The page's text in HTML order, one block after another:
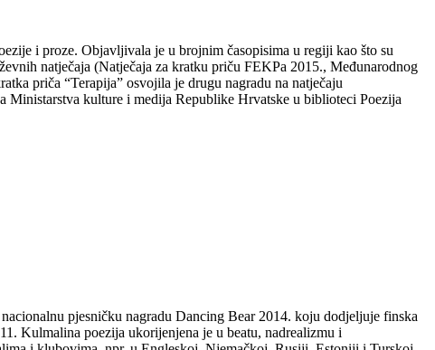
i proze. Objavljivala je u brojnim časopisima u regiji kao što su
natječaja (Natječaja za kratku priču FEKPa 2015., Međunarodnog
priča “Terapija” osvojila je drugu nagradu na natječaju
Ministarstva kulture i medija Republike Hrvatske u biblioteci Poezija
pjesničku nagradu Dancing Bear 2014. koju dodjeljuje finska
Kulmalina poezija ukorijenjena je u beatu, nadrealizmu i